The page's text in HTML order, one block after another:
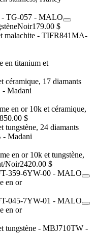
Noir179.00 $
en titanium et
en or 10k et céramique,
$
en or 10k et tungstène,
Noir2420.00 $
en or
en or